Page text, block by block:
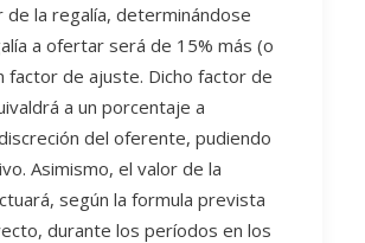
de la regalía, determinándose
a ofertar será de 15% más (o
factor de ajuste. Dicho factor de
a un porcentaje a
del oferente, pudiendo
Asimismo, el valor de la
según la formula prevista
durante los períodos en los